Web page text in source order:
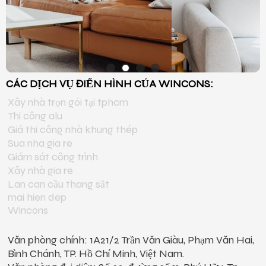
CÁC DỊCH VỤ ĐIỂN HÌNH CỦA WINCONS:
Xây nhà trọn gói tại tphcm
Thi công alu
Giá thi công nhà khung thép
Sua nha gia re
Giám sát công trình
Xây nhà gia re
Lan can cầu thang sắt
mai hien dep
Wincons
Văn phòng chính: 1A21/2 Trần Văn Giàu, Phạm Văn Hai,
Bình Chánh, TP. Hồ Chí Minh, Việt Nam.